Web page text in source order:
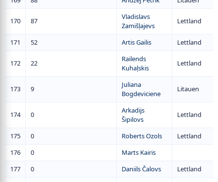
170 87
Vladislavs
Zamišļajevs
Lettland
171 52 Artis Gailis Lettland
172 22
Railends
Kuhaļskis
Lettland
173 9
Juliana
Bogdeviciene
Litauen
174 0
Arkadijs
Šipilovs
Lettland
175 0 Roberts Ozols
Lettland
176
0
Marts Kairis
177
0 Daniils Čalovs
Lettland